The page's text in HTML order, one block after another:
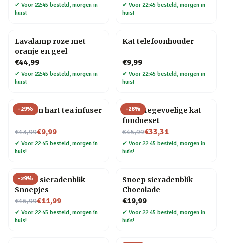
✔ Voor 22:45 besteld, morgen in
huis!
✔ Voor 22:45 besteld, morgen in
huis!
Lavalamp roze met
oranje en geel
€44,99
✔ Voor 22:45 besteld, morgen in
huis!
Kat telefoonhouder
€9,99
✔ Voor 22:45 besteld, morgen in
huis!
-29%
Strik en hart tea infuser
€13,99
Nu voor€9,99
✔ Voor 22:45 besteld, morgen in
huis!
-28%
Warmtegevoelige kat
fondueset
€45,99
Nu voor€33,31
✔ Voor 22:45 besteld, morgen in
huis!
-29%
Snoep sieradenblik –
Snoepjes
€16,99
Nu voor€11,99
✔ Voor 22:45 besteld, morgen in
huis!
Snoep sieradenblik –
Chocolade
€19,99
✔ Voor 22:45 besteld, morgen in
huis!